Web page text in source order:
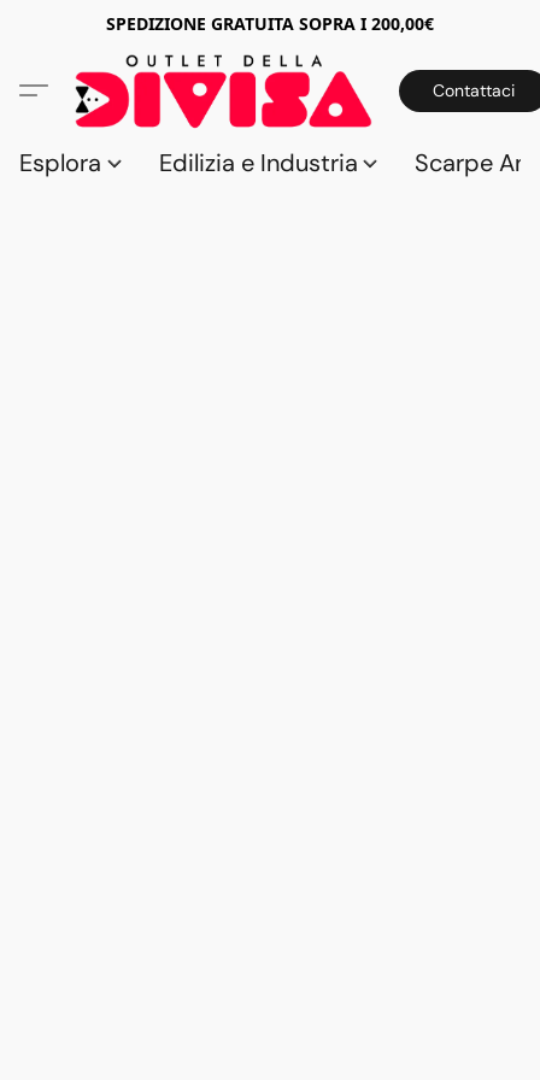
SPEDIZIONE GRATUITA SOPRA I 200,00€
Contattaci
Esplora Edilizia e Industria Scarpe